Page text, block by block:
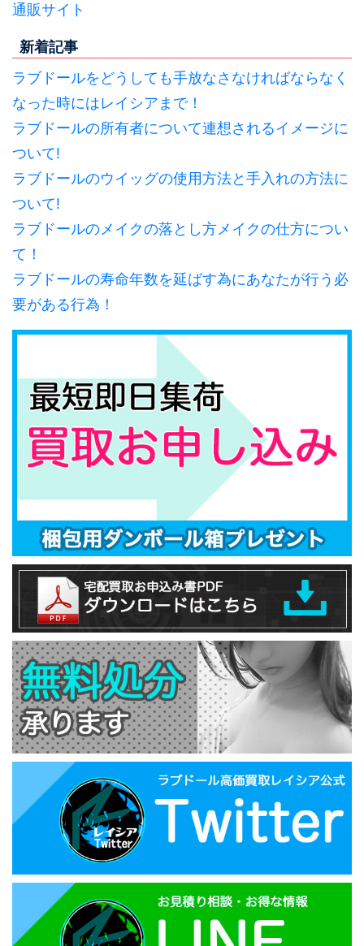
通販サイト
新着記事
ラブドールをどうしても手放なさなければならなく
なった時にはレイシアまで！
ラブドールの所有者について連想されるイメージに
ついて!
ラブドールのウイッグの使用方法と手入れの方法に
ついて!
ラブドールのメイクの落とし方メイクの仕方につい
て！
ラブドールの寿命年数を延ばす為にあなたが行う必
要がある行為！